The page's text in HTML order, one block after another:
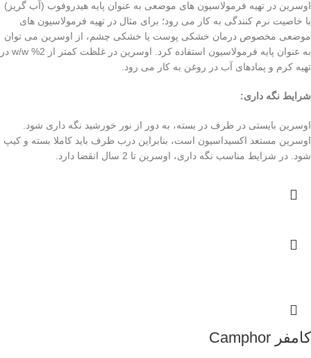
اوسرین در تهیه فرمولاسیون های موضعی به عنوان پایه هیدروفوب (آب گریز)
با خاصیت نرم کنندگی به کار می رود؛ برای مثال در تهیه فرمولاسیون های
موضعی مخصوص درمان خشکی پوست یا خشکی چشم، از اوسرین می توان
به عنوان پایه فرمولاسیون استفاده کرد. اوسرین در غلظت کمتر از 2% w/w در
تهیه کرم و پمادهای آب در روغن به کار می رود.
شرایط نگه داری:
اوسرین بایستی در ظرف در بسته، به دور از نور خورشید نگه داری شود.
اوسرین مستعد اکسیداسیون است، بنابراین درب ظرف باید کاملا بسته و کیپ
شود. در شرایط مناسب نگه داری، اوسرین تا 2 سال انقضا دارد.
کامفر Camphor